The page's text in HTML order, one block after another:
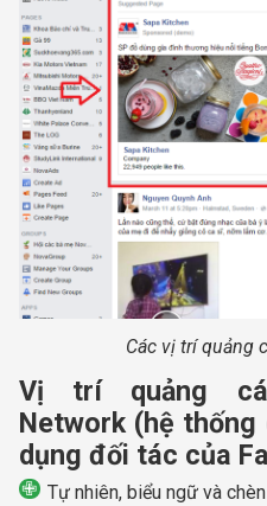
Các vị trí quảng
Vị trí quảng
Network (hệ
dụng đối tác của
Tự nhiên, biểu ngữ và